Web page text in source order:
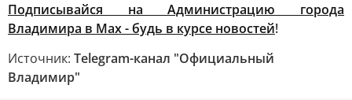
Подписывайся на Администрацию города
Владимира в Мах - будь в курсе новостей!
Источник: Telegram-канал "Официальный
Владимир"